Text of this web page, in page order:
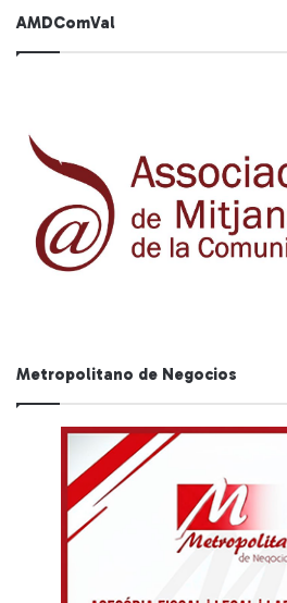
AMDComVal
Metropolitano de Negocios